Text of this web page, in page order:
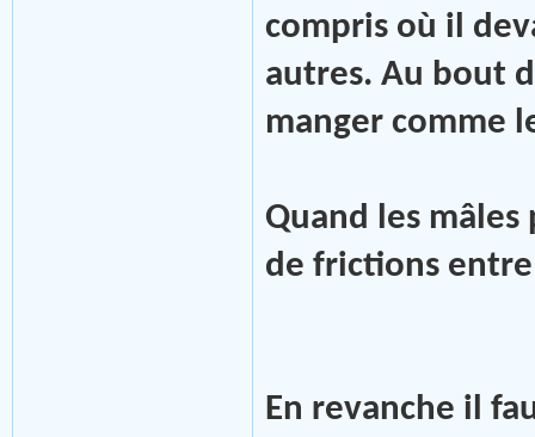
compris où il
autres. Au bout
manger comme
Quand les
de frictions
En revanche il